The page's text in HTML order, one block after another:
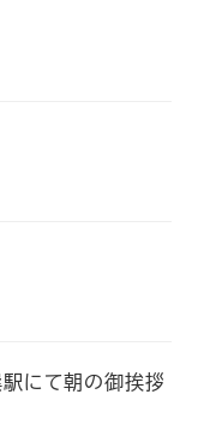
にて朝の御挨拶